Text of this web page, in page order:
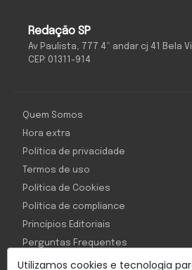
Utilizamos cookies e tecnologia
Redação SP
Av Paulista, 777 4º andar cj 41 Bela
CEP: 01311-914
Quem Somos
Hora extra
Política de privacidade
Termos de uso
Política de Cookies
Política de compliance
Princípios Editoriais
Perguntas Frequentes